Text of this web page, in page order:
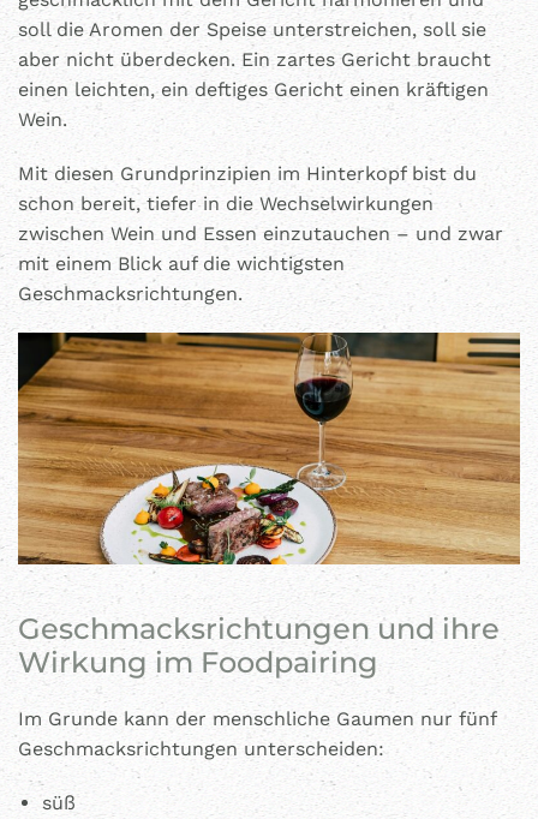
soll die Aromen der Speise unterstreichen, soll sie
aber nicht überdecken. Ein zartes Gericht braucht
einen leichten, ein deftiges Gericht einen kräftigen
Wein.
Mit diesen Grundprinzipien im Hinterkopf bist du
schon bereit, tiefer in die Wechselwirkungen
zwischen Wein und Essen einzutauchen – und zwar
mit einem Blick auf die wichtigsten
Geschmacksrichtungen.
Geschmacksrichtungen und ihre
Wirkung im Foodpairing
Im Grunde kann der menschliche Gaumen nur fünf
Geschmacksrichtungen unterscheiden:
süß